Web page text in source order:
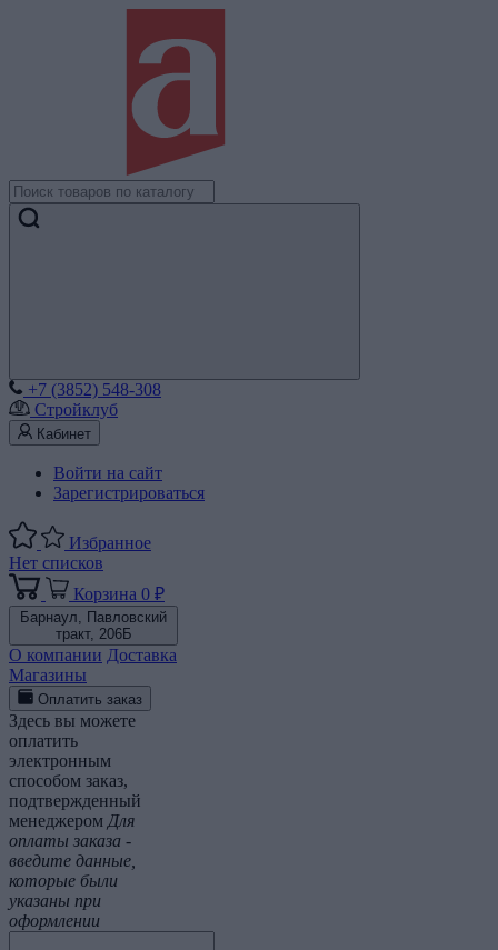
+7 (3852) 548-308
Стройклуб
Кабинет
Войти на сайт
Зарегистрироваться
Избранное
Нет списков
Корзина 0 ₽
Барнаул, Павловский
тракт, 206Б
О компании Доставка
Магазины
Оплатить заказ
Здесь вы можете
оплатить
электронным
способом заказ,
подтвержденный
менеджером Для
оплаты заказа -
введите данные,
которые были
указаны при
оформлении